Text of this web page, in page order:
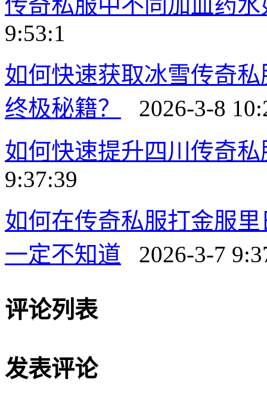
传奇私服中不同加血药
9:53:1
如何快速获取冰雪传奇
终极秘籍？
2026-3-8
如何快速提升四川传奇
9:37:39
如何在传奇私服打金服
一定不知道 2026-3-7
评论列表
发表评论